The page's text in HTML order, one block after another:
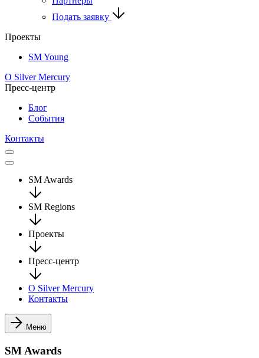
Подать заявку
Проекты
SM Young
О Silver Mercury
Пресс-центр
Блог
События
Контакты
SM Awards
SM Regions
Проекты
Пресс-центр
О Silver Mercury
Контакты
Меню
SM Awards